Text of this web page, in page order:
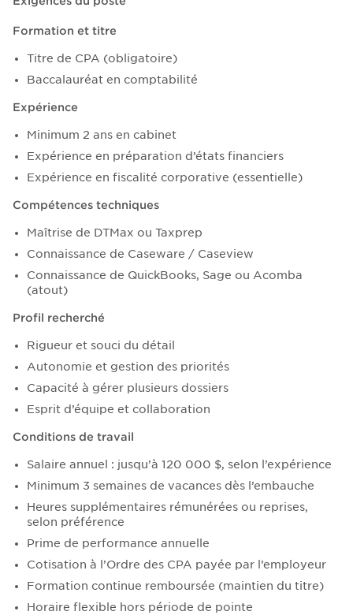
Formation et titre
Titre de CPA (obligatoire)
Baccalauréat en comptabilité
Expérience
Minimum 2 ans en cabinet
Expérience en préparation d’états financiers
Expérience en fiscalité corporative (essentielle)
Compétences techniques
Maîtrise de DTMax ou Taxprep
Connaissance de Caseware / Caseview
Connaissance de QuickBooks, Sage ou Acomba
(atout)
Profil recherché
Rigueur et souci du détail
Autonomie et gestion des priorités
Capacité à gérer plusieurs dossiers
Esprit d’équipe et collaboration
Conditions de travail
Salaire annuel : jusqu’à 120 000 $, selon l’expérience
Minimum 3 semaines de vacances dès l’embauche
Heures supplémentaires rémunérées ou reprises,
selon préférence
Prime de performance annuelle
Cotisation à l’Ordre des CPA payée par l’employeur
Formation continue remboursée (maintien du titre)
Horaire flexible hors période de pointe